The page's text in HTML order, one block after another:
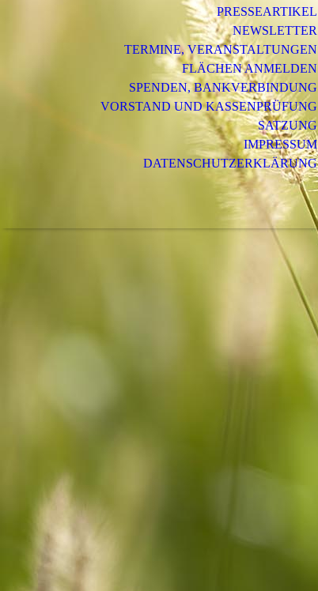
PRESSEARTIKEL
NEWSLETTER
TERMINE, VERANSTALTUNGEN
FLÄCHEN ANMELDEN
SPENDEN, BANKVERBINDUNG
VORSTAND UND KASSENPRÜFUNG
SATZUNG
IMPRESSUM
DATENSCHUTZERKLÄRUNG